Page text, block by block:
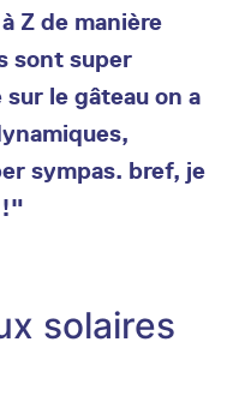
Z de manière
sont super
le gâteau on a
sympas. bref, je
!"
solaires